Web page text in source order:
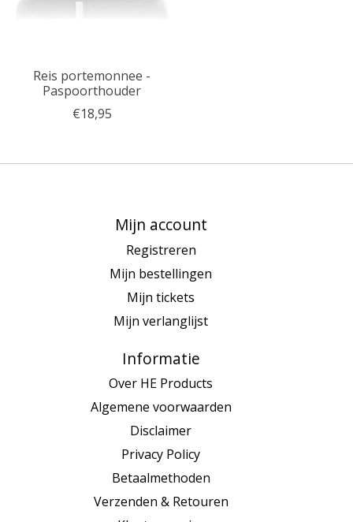
Reis portemonnee -
Paspoorthouder
€18,95
Mijn account
Registreren
Mijn bestellingen
Mijn tickets
Mijn verlanglijst
Informatie
Over HE Products
Algemene voorwaarden
Disclaimer
Privacy Policy
Betaalmethoden
Verzenden & Retouren